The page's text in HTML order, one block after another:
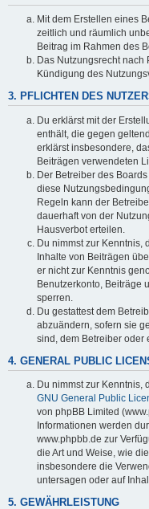
Mit dem Erstellen eines
zeitlich und räumlich
Beitrag im Rahmen des
Das Nutzungsrecht nach
Kündigung des
3. PFLICHTEN DES
Du erklärst mit der
enthält, die gegen
erklärst insbesondere,
Beiträgen verwendeten
Der Betreiber des
diese
Regeln kann der
dauerhaft von der
Hausverbot erteilen.
Du nimmst zur Kenntnis,
Inhalte von Beiträgen
er nicht zur Kenntnis
Benutzerkonto, Beiträge
sperren.
Du gestattest dem
abzuändern, sofern sie
sind, dem Betreiber oder
4. GENERAL PUBLIC
Du nimmst zur Kenntnis,
GNU General Public
von phpBB Limited
Informationen werden
www.phpbb.de zur
die Art und Weise, wie
insbesondere die
untersagen oder auf
5. GEWÄHRLEISTUNG